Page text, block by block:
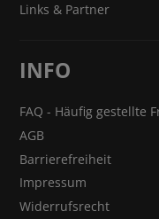
Links & Partner
INFO
FAQ - Häufig gestellte
AGB
Barrierefreiheit
Impressum
Widerrufsrecht